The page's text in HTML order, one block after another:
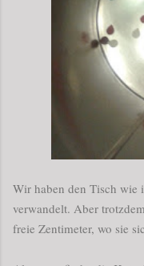
Wir haben den Tisch wie
verwandelt. Aber
freie Zentimeter, wo sie